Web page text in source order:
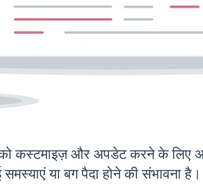
कस्टमाइज़ और अपडेट करने के लिए
या बग पैदा होने की संभावना है।